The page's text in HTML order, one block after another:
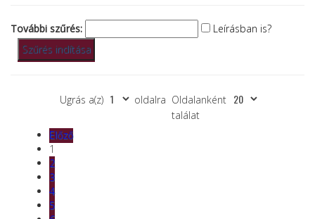
További szűrés: Leírásban is?
Oldalanként
találat
Ugrás a(z) oldalra
Előző
1
2
3
4
5